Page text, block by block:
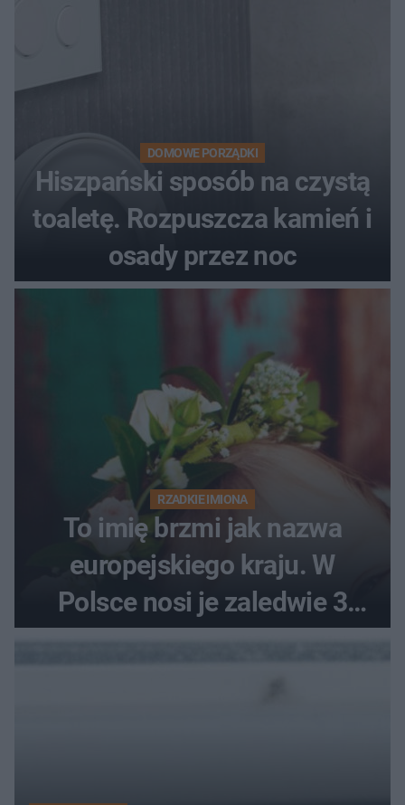
DOMOWE PORZĄDKI
Hiszpański sposób na czystą
toaletę. Rozpuszcza kamień i
osady przez noc
RZADKIE IMIONA
To imię brzmi jak nazwa
europejskiego kraju. W
Polsce nosi je zaledwie 3